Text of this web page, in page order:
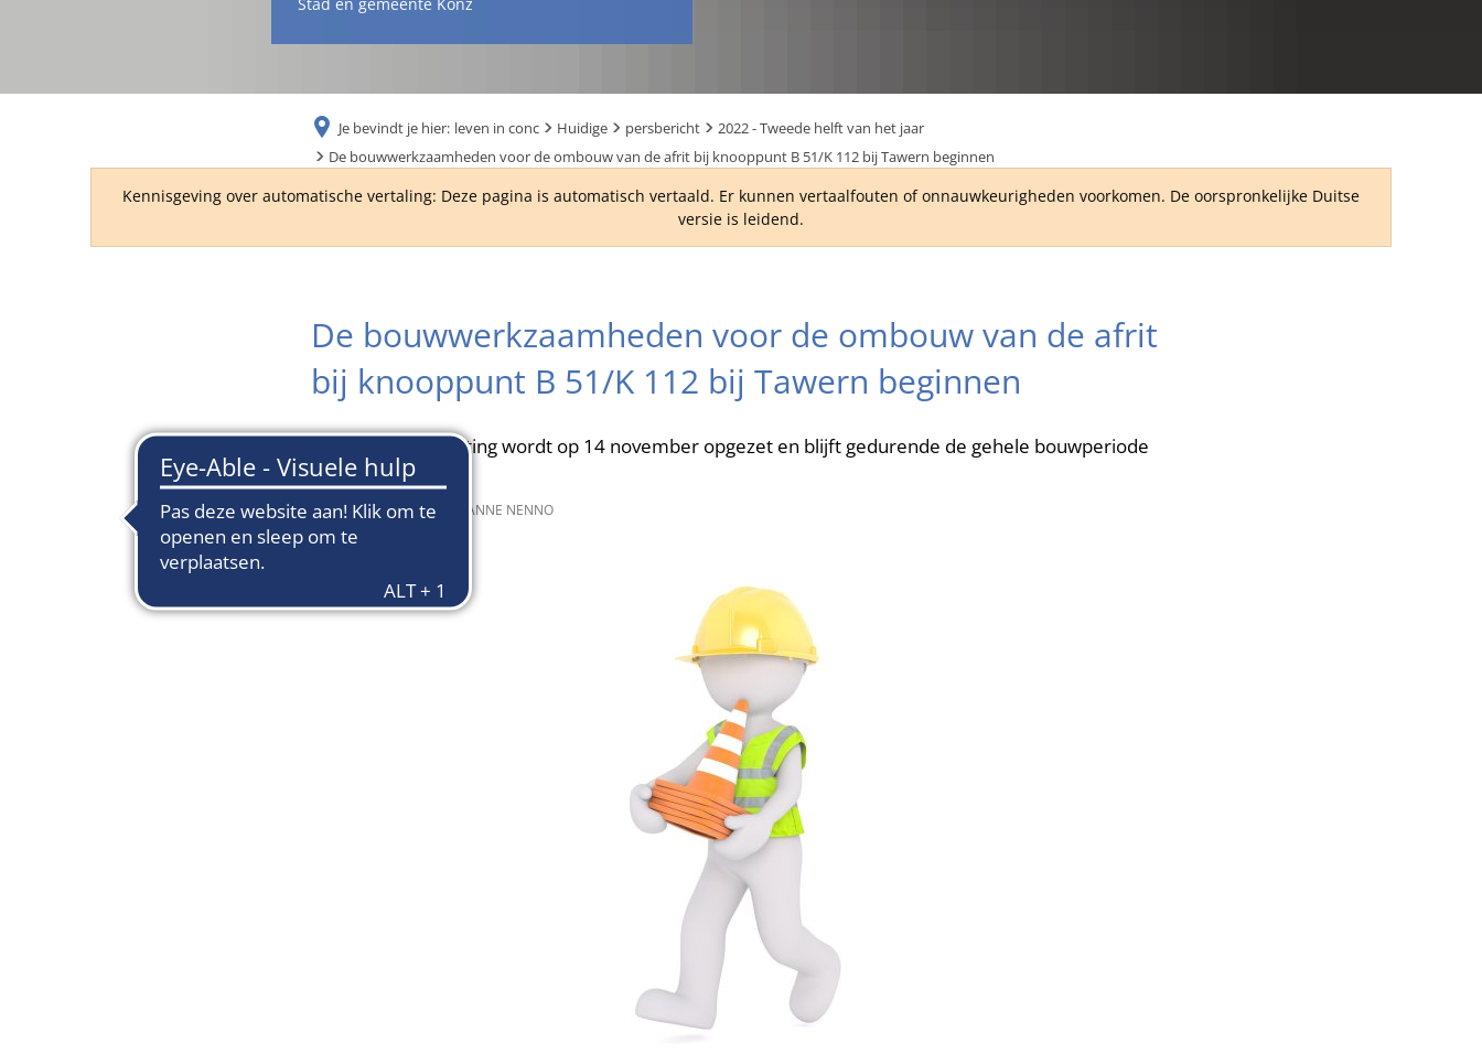
Je bevindt je hier: leven in conc Huidige persbericht
2022 - Tweede helft van het jaar
De bouwwerkzaamheden voor de ombouw van de afrit bij knooppunt B 51/K 112 bij Tawern beginnen
Kennisgeving over automatische vertaling: Deze pagina is automatisch vertaald. Er kunnen vertaalfouten of onnauwkeurigheden voorkomen. De oorspronkelijke Duitse
versie is leidend.
De bouwwerkzaamheden voor de ombouw van de afrit
bij knooppunt B 51/K 112 bij Tawern beginnen
De volledige afsluiting wordt op 14 november opgezet en blijft gedurende de gehele bouwperiode
staan
9 november 2022 van SUSANNE NENNO